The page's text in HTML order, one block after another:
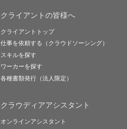
クライアントの皆様へ
クライアントトップ
仕事を依頼する（クラウドソーシング）
スキルを探す
ワーカーを探す
各種書類発行（法人限定）
クラウディアアシスタント
オンラインアシスタント